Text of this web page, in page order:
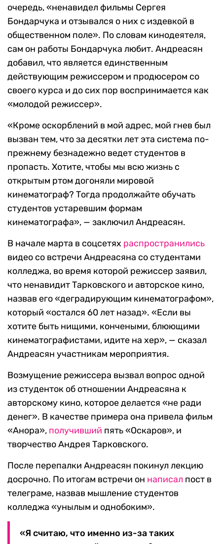
очередь, «ненавидел фильмы Сергея
Бондарчука и отзывался о них с издевкой в
общественном поле». По словам кинодеятеля,
сам он работы Бондарчука любит. Андреасян
добавил, что является единственным
действующим режиссером и продюсером со
своего курса и до сих пор воспринимается как
«молодой режиссер».
«Кроме оскорблений в мой адрес, мой гнев был
вызван тем, что за десятки лет эта система по-
прежнему безнадежно ведет студентов в
пропасть. Хотите, чтобы мы всю жизнь с
открытым ртом догоняли мировой
кинематограф? Тогда продолжайте обучать
студентов устаревшим формам
кинематографа», — заключил Андреасян.
В начале марта в соцсетях распространились
видео со встречи Андреасяна со студентами
колледжа, во время которой режиссер заявил,
что ненавидит Тарковского и авторское кино,
назвав его «деградирующим кинематографом»,
который «остался 60 лет назад». «Если вы
хотите быть нищими, кончеными, блюющими
кинематографистами, идите на хер», — сказал
Андреасян участникам мероприятия.
Возмущение режиссера вызвал вопрос одной
из студенток об отношении Андреасяна к
авторскому кино, которое делается «не ради
денег». В качестве примера она привела фильм
«Анора», получивший пять «Оскаров», и
творчество Андрея Тарковского.
После перепалки Андреасян покинул лекцию
досрочно. По итогам встречи он написал пост в
телеграме, назвав мышление студентов
колледжа «унылым и однобоким».
«Я считаю, что именно из-за таких